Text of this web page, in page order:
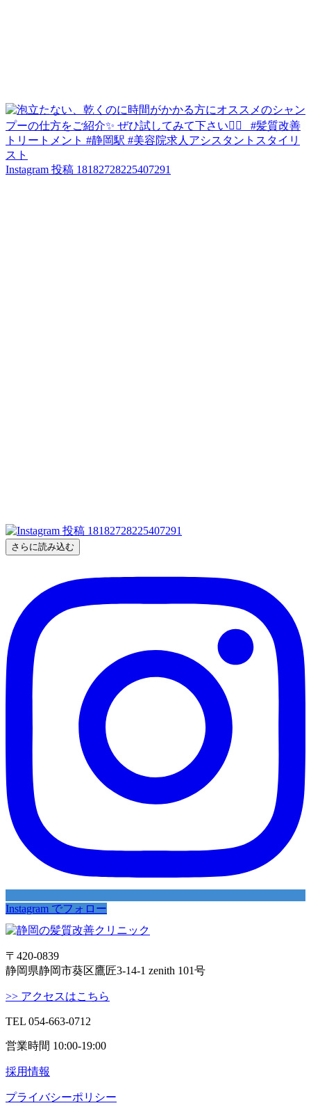
Instagram 投稿 18182728225407291
さらに読み込む
Instagram でフォロー
〒420-0839
静岡県静岡市葵区鷹匠3-14-1 zenith 101号
>> アクセスはこちら
TEL 054-663-0712
営業時間 10:00-19:00
採用情報
プライバシーポリシー